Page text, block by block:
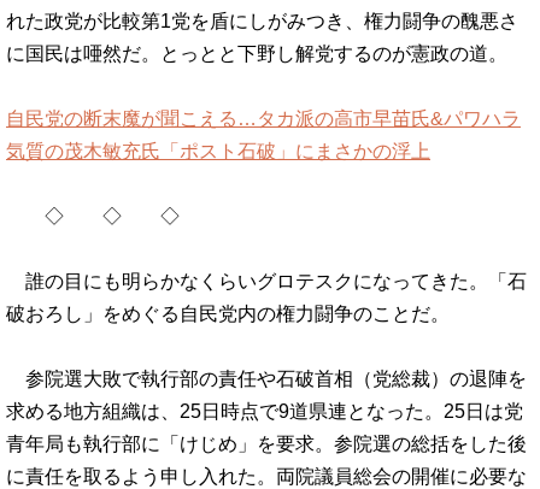
れた政党が比較第1党を盾にしがみつき、権力闘争の醜悪さ
に国民は唖然だ。とっとと下野し解党するのが憲政の道。
自民党の断末魔が聞こえる…タカ派の高市早苗氏&パワハラ
気質の茂木敏充氏「ポスト石破」にまさかの浮上
◇ ◇ ◇
誰の目にも明らかなくらいグロテスクになってきた。「石
破おろし」をめぐる自民党内の権力闘争のことだ。
参院選大敗で執行部の責任や石破首相（党総裁）の退陣を
求める地方組織は、25日時点で9道県連となった。25日は党
青年局も執行部に「けじめ」を要求。参院選の総括をした後
に責任を取るよう申し入れた。両院議員総会の開催に必要な